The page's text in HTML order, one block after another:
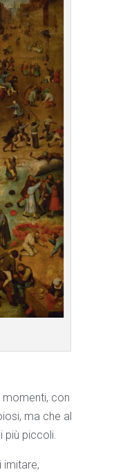
momenti, con
ma che al
più piccoli.
imitare,